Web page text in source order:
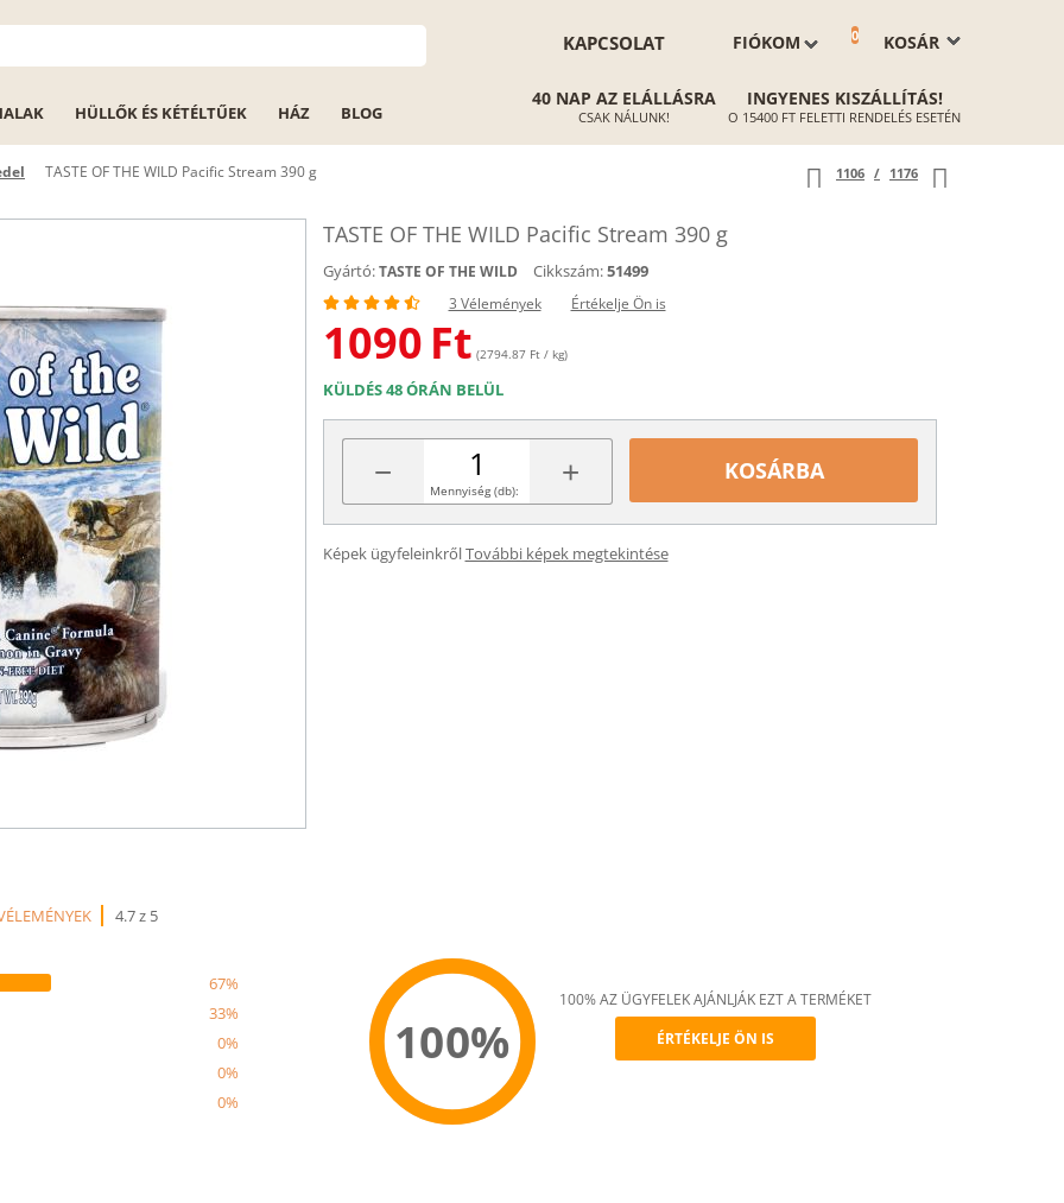
KOSÁR
0
FIÓKOM
KAPCSOLAT
HÜLLŐK ÉS KÉTÉLTŰEK HÁZ BLOG
40 NAP AZ ELÁLLÁSRA
CSAK NÁLUNK!
INGYENES KISZÁLLÍTÁS!
O 15400 FT FELETTI RENDELÉS ESETÉN
TASTE OF THE WILD Pacific Stream 390 g 1106 / 1176
TASTE OF THE WILD Pacific Stream 390 g
Gyártó: TASTE OF THE WILD Cikkszám:51499
3 Vélemények Értékelje Ön is
1090 Ft (2794.87 Ft / kg)
KÜLDÉS 48 ÓRÁN BELÜL
− +
Mennyiség (db):
KOSÁRBA
Képek ügyfeleinkrőlTovábbi képek megtekintése
4.7 z 5
67%
33%
0%
0%
0%
100%
100% AZ ÜGYFELEK AJÁNLJÁK EZT A TERMÉKET
ÉRTÉKELJE ÖN IS